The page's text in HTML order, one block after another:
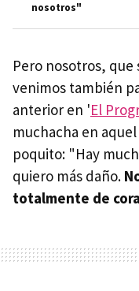
nosotros"
Pero nosotros, que
venimos también
anterior en 'El
muchacha en
poquito: "Hay
quiero más daño.
totalmente de